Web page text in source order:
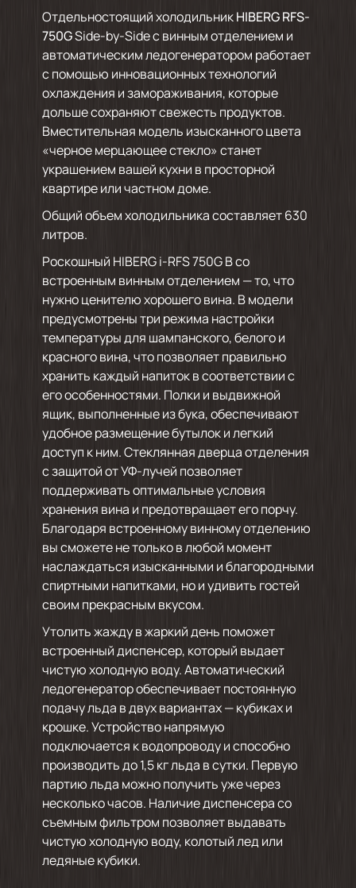
Отдельностоящий холодильникHIBERG RFS-
750GSide-by-Side с винным отделением и
автоматическим ледогенератором работает
с помощью инновационных технологий
охлаждения и замораживания, которые
дольше сохраняют свежесть продуктов.
Вместительная модель изысканного цвета
«черное мерцающее стекло» станет
украшением вашей кухни в просторной
квартире или частном доме.
Общий объем холодильника составляет 630
литров.
Роскошный HIBERG i-RFS 750G B со
встроенным винным отделением — то, что
нужно ценителю хорошего вина. В модели
предусмотрены три режима настройки
температуры для шампанского, белого и
красного вина, что позволяет правильно
хранить каждый напиток в соответствии с
его особенностями. Полки и выдвижной
ящик, выполненные из бука, обеспечивают
удобное размещение бутылок и легкий
доступ к ним. Стеклянная дверца отделения
с защитой от УФ-лучей позволяет
поддерживать оптимальные условия
хранения вина и предотвращает его порчу.
Благодаря встроенному винному отделению
вы сможете не только в любой момент
наслаждаться изысканными и благородными
спиртными напитками, но и удивить гостей
своим прекрасным вкусом.
Утолить жажду в жаркий день поможет
встроенный диспенсер, который выдает
чистую холодную воду. Автоматический
ледогенератор обеспечивает постоянную
подачу льда в двух вариантах — кубиках и
крошке. Устройство напрямую
подключается к водопроводу и способно
производить до 1,5 кг льда в сутки. Первую
партию льда можно получить уже через
несколько часов. Наличие диспенсера со
съемным фильтром позволяет выдавать
чистую холодную воду, колотый лед или
ледяные кубики.